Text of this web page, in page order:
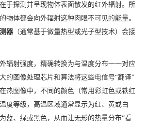
于探测并呈现物体表面散发的红外辐射。所
物体都会向外辐射这种肉眼不可见的能量。
器（通常基于微量热型或光子型技术）会接
辐射强度，精确转换为与温度分布一一对应
的图像处理芯片和算法将这些电信号“翻译”
热图像中，不同的颜色（常用彩虹色或铁红
度等级，高温区域通常显示为红、黄或白
蓝、绿或黑色，从而让无形的热量分布“看